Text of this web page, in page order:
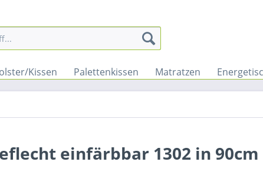
Kissen Palettenkissen Matratzen
einfärbbar 1302 in 90cm